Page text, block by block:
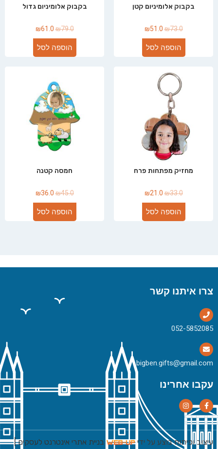
בקבוק אלומיניום קטן
₪73.0
₪51.0
הוספה לסל
בקבוק אלומיניום גדול
₪79.0
₪61.0
הוספה לסל
מחזיק מפתחות פרח
₪33.0
₪21.0
הוספה לסל
חמסה קטנה
₪45.0
₪36.0
הוספה לסל
צרו איתנו קשר
bigben.gifts@gmail.com
עקבו אחרינו
עיצוב ופיתוח בוצע על ידי בניית אתרי אינטרנט לעסקים|